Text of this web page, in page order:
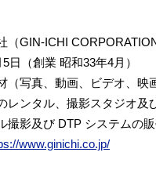
（GIN-ICHI CORPORATION
日（創業 昭和33年4月）
（写真、動画、ビデオ、映
レンタル、撮影スタジオ及
撮影及び DTP システムの販
www.ginichi.co.jp/